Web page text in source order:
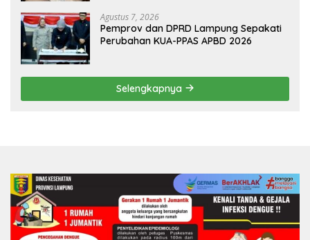
Agustus 7, 2026
Pemprov dan DPRD Lampung Sepakati
Perubahan KUA-PPAS APBD 2026
Selengkapnya